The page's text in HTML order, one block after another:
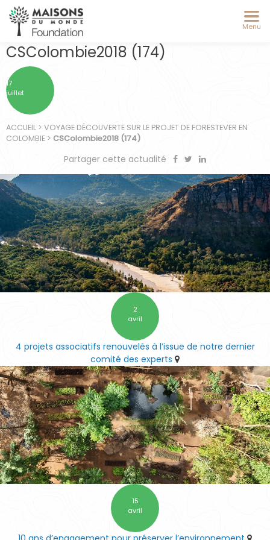
Menu
CSColombie2018 (174)
17
juillet
ACCUEIL > VOYAGE DÉCOUVERTE SUR LE PROJET DE FORESTEVER EN
COLOMBIE > CSColombie2018 (174)
Partager cette actualité
2
avril
4 projets associatifs renouvelés à l’issue de notre dernier
comité des experts
15
avril